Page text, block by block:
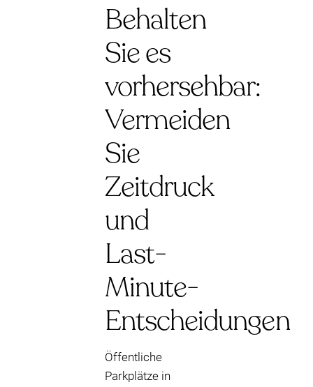
Behalten
Sie es
vorhersehbar:
Vermeiden
Sie
Zeitdruck
und
Last-
Minute-
Entscheidungen
Öffentliche
Parkplätze in